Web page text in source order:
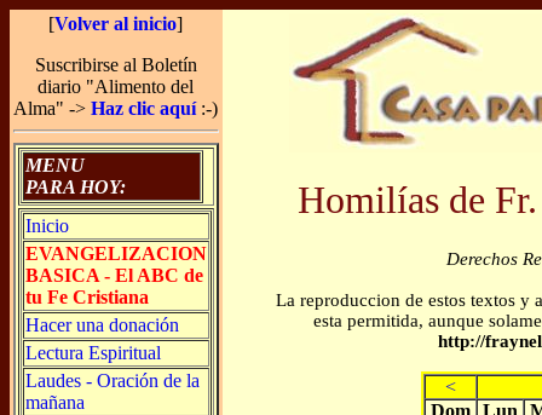
[Volver al inicio]
Suscribirse al Boletín
diario "Alimento del
Alma" ->Haz clic aquí:-)
MENU
PARA HOY:
Inicio
EVANGELIZACION
BASICA - El ABC de
tu Fe Cristiana
Hacer una donación
Lectura Espiritual
Laudes - Oración de la
mañana
Homilías de
Derechos
La reproduccion de estos textos y
esta permitida, aunque
http://
<
Dom Lun